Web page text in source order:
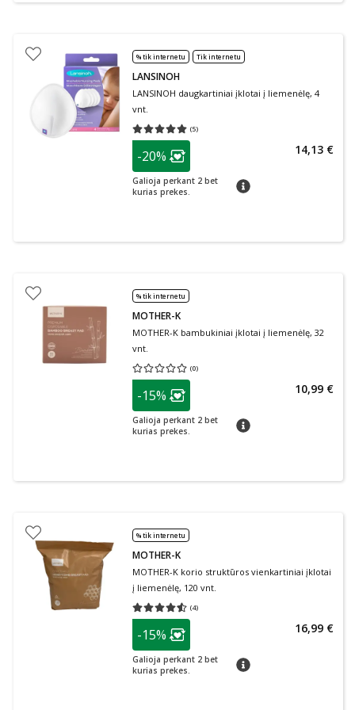
% tik internetu Tik internetu
LANSINOH
LANSINOH daugkartiniai įklotai į liemenėlę, 4
vnt.
(5)
Vidutinis įvertinimas 5.00
patarimas
Lojalumo klubo narių nuolaida
-20%
Galioja perkant 2 bet
kurias prekes.
patarimas
14,13 €
% tik internetu
MOTHER-K
MOTHER-K bambukiniai įklotai į liemenėlę, 32
vnt.
(0)
Vidutinis įvertinimas 0.00
patarimas
Lojalumo klubo narių nuolaida
-15%
Galioja perkant 2 bet
kurias prekes.
patarimas
10,99 €
% tik internetu
MOTHER-K
MOTHER-K korio struktūros vienkartiniai įklotai
į liemenėlę, 120 vnt.
(4)
Vidutinis įvertinimas 4.50
patarimas
Lojalumo klubo narių nuolaida
-15%
Galioja perkant 2 bet
kurias prekes.
patarimas
16,99 €